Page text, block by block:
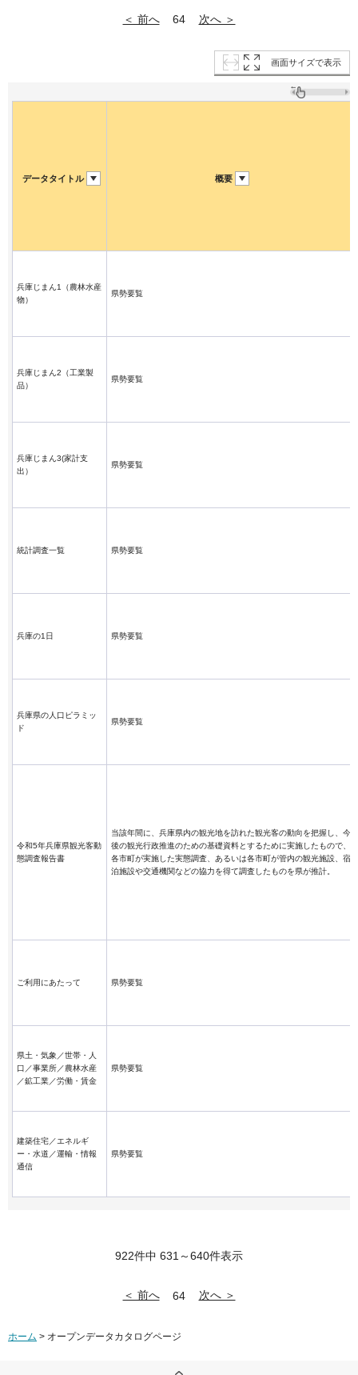
＜ 前へ 64 次へ ＞
画面サイズで表示
データタイトル 概要
兵庫じまん1（農林水産
物）
県勢要覧
兵庫じまん2（工業製
品）
県勢要覧
兵庫じまん3(家計支
出）
県勢要覧
統計調査一覧 県勢要覧
兵庫の1日 県勢要覧
兵庫県の人口ピラミッ
ド
県勢要覧
令和5年兵庫県観光客動
態調査報告書
当該年間に、兵庫県内の観光地を訪れた観光客の動向を把握し、今
後の観光行政推進のための基礎資料とするために実施したもので、
各市町が実施した実態調査、あるいは各市町が管内の観光施設、宿
泊施設や交通機関などの協力を得て調査したものを県が推計。
ご利用にあたって 県勢要覧
県土・気象／世帯・人
口／事業所／農林水産
／鉱工業／労働・賃金
県勢要覧
建築住宅／エネルギ
ー・水道／運輸・情報
通信
県勢要覧
922件中 631～640件表示
＜ 前へ 64 次へ ＞
ホーム > オープンデータカタログページ